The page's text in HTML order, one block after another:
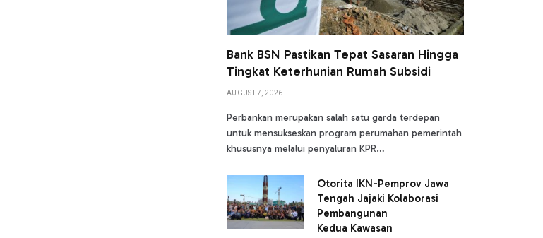
Bank BSN Pastikan Tepat Sasaran Hingga
Tingkat Keterhunian Rumah Subsidi
AUGUST 7, 2026
Perbankan merupakan salah satu garda terdepan
untuk mensukseskan program perumahan pemerintah
khususnya melalui penyaluran KPR…
Otorita IKN-Pemprov Jawa
Tengah Jajaki Kolaborasi
Pembangunan
Kedua Kawasan